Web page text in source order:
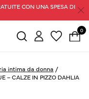
CON UNA SPESA DI
0
intima da donna /
– CALZE IN PIZZO DAHLIA